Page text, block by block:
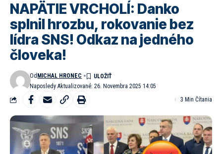
NAPÄTIE VRCHOLÍ: Danko
splnil hrozbu, rokovanie bez
lídra SNS! Odkaz na jedného
človeka!
Naposledy Aktualizované: 26. Novembra 2025 14:05
Od MICHAL HRONEC
3 Min Čítania